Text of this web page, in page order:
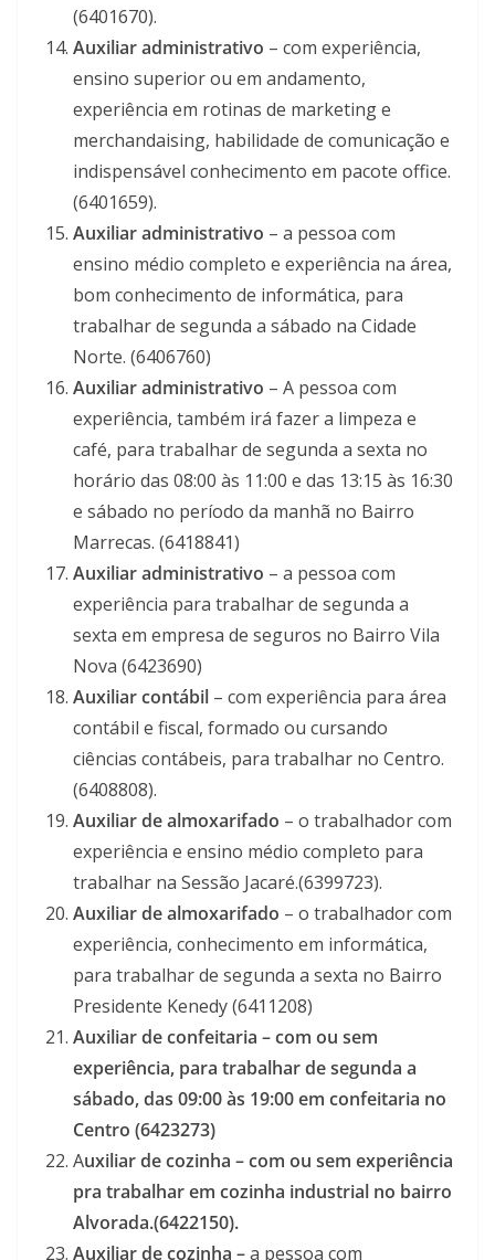
(6401670).
Auxiliar administrativo – com experiência,
ensino superior ou em andamento,
experiência em rotinas de marketing e
merchandaising, habilidade de comunicação e
indispensável conhecimento em pacote office.
(6401659).
Auxiliar administrativo – a pessoa com
ensino médio completo e experiência na área,
bom conhecimento de informática, para
trabalhar de segunda a sábado na Cidade
Norte. (6406760)
Auxiliar administrativo – A pessoa com
experiência, também irá fazer a limpeza e
café, para trabalhar de segunda a sexta no
horário das 08:00 às 11:00 e das 13:15 às 16:30
e sábado no período da manhã no Bairro
Marrecas. (6418841)
Auxiliar administrativo – a pessoa com
experiência para trabalhar de segunda a
sexta em empresa de seguros no Bairro Vila
Nova (6423690)
Auxiliar contábil – com experiência para área
contábil e fiscal, formado ou cursando
ciências contábeis, para trabalhar no Centro.
(6408808).
Auxiliar de almoxarifado – o trabalhador com
experiência e ensino médio completo para
trabalhar na Sessão Jacaré.(6399723).
Auxiliar de almoxarifado – o trabalhador com
experiência, conhecimento em informática,
para trabalhar de segunda a sexta no Bairro
Presidente Kenedy (6411208)
Auxiliar de confeitaria –com ou sem
experiência, para trabalhar de segunda a
sábado, das 09:00 às 19:00 em confeitaria no
Centro (6423273)
Auxiliar de cozinha – com ou sem experiência
pra trabalhar em cozinha industrial no bairro
Alvorada.(6422150).
Auxiliar de cozinha –a pessoa com